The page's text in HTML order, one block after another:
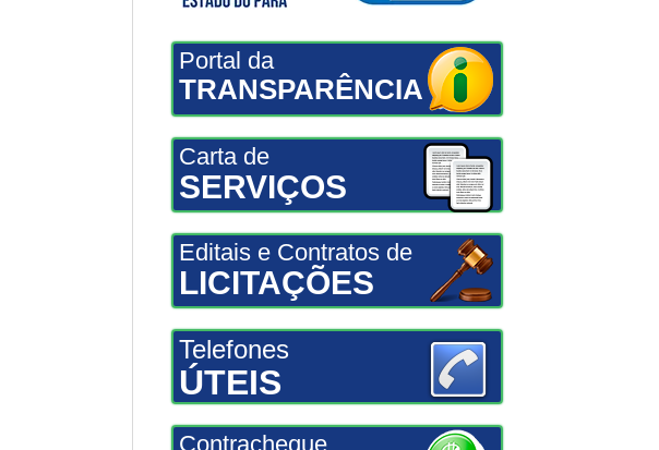
Portal da
TRANSPARÊNCIA
Carta de
SERVIÇOS
Editais e Contratos de
LICITAÇÕES
Telefones
ÚTEIS
Contracheque